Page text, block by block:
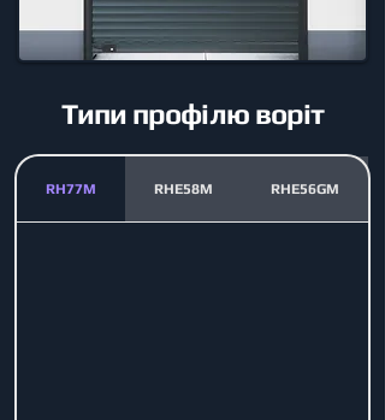
Типи профілю воріт
RH77M RHE58M RHE56GM